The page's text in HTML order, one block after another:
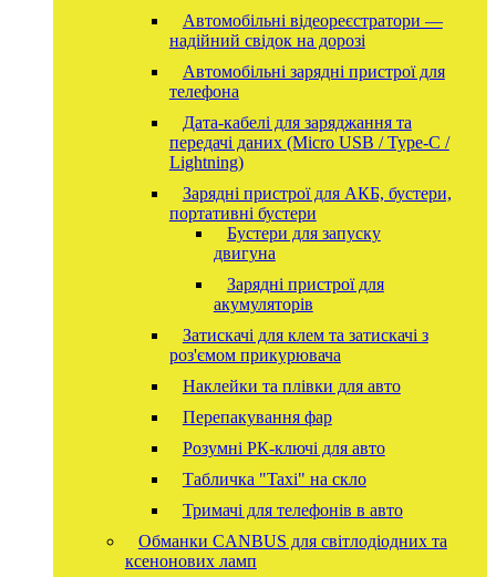
Автомобільні відеореєстратори —
надійний свідок на дорозі
Автомобільні зарядні пристрої для
телефона
Дата-кабелі для заряджання та
передачі даних (Micro USB / Type-C /
Lightning)
Зарядні пристрої для АКБ, бустери,
портативні бустери
Бустери для запуску
двигуна
Зарядні пристрої для
акумуляторів
Затискачі для клем та затискачі з
роз'ємом прикурювача
Наклейки та плівки для авто
Перепакування фар
Розумні РК-ключі для авто
Табличка "Taxi" на скло
Тримачі для телефонів в авто
Обманки CANBUS для світлодіодних та
ксенонових ламп